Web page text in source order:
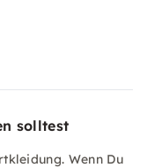
solltest
Wenn Du